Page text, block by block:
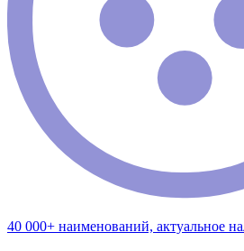
40 000+ наименований, актуальное